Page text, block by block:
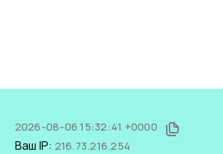
2026-08-06 15:32:41 +0000
Ваш IP: 216.73.216.254